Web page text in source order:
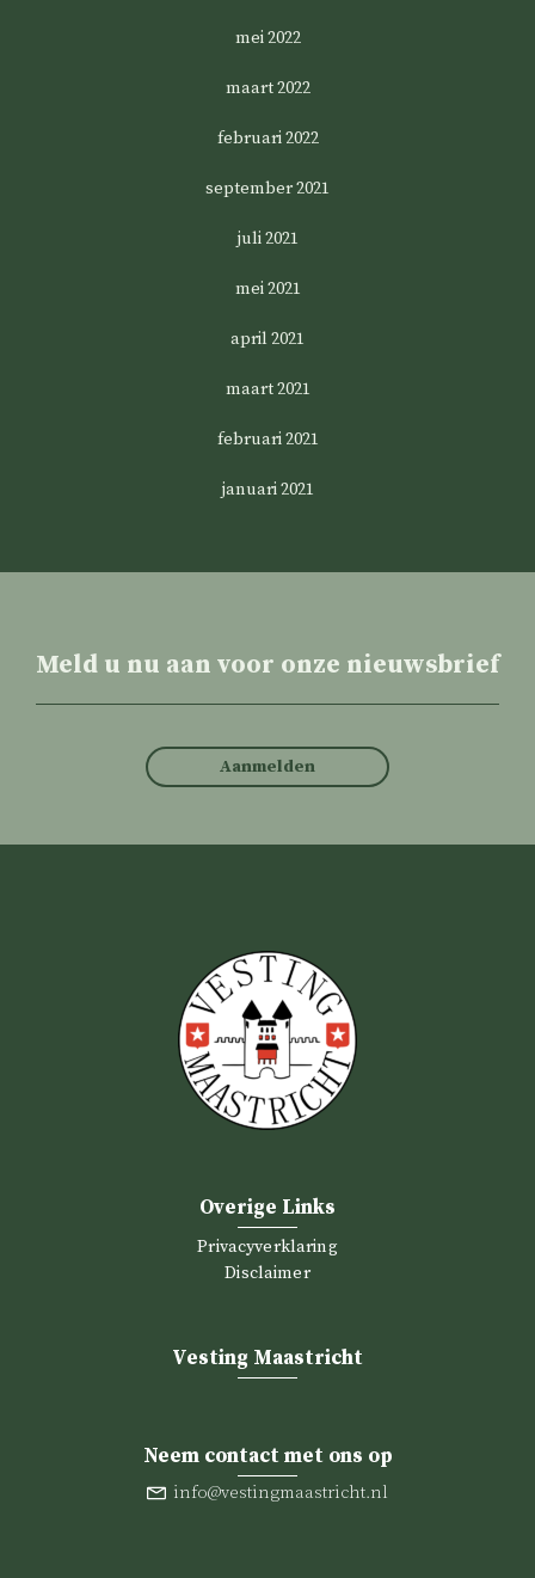
mei 2022
maart 2022
februari 2022
september 2021
juli 2021
mei 2021
april 2021
maart 2021
februari 2021
januari 2021
Meld u nu aan voor onze nieuwsbrief
Aanmelden
Overige Links
Privacyverklaring
Disclaimer
Vesting Maastricht
Neem contact met ons op
info@vestingmaastricht.nl